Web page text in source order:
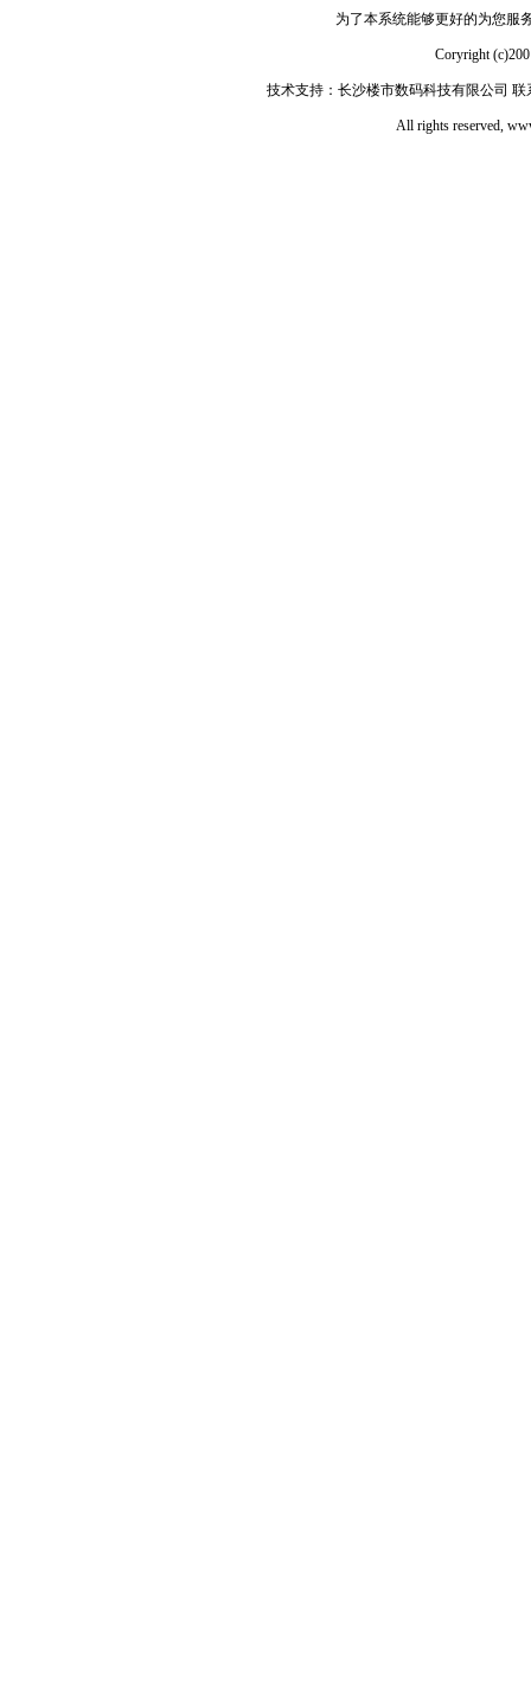
为了本系统能够更好的为您服
Coryright
技术支持：长沙楼市数码科技有限公司 联
All rights reserved,